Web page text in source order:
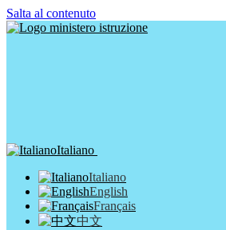
Salta al contenuto
Italiano
Italiano
English
Français
中文